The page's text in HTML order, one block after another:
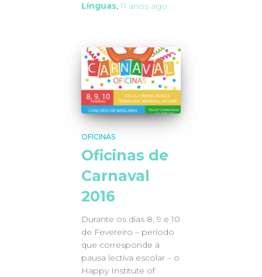
Línguas,11 anos ago
OFICINAS
Oficinas de
Carnaval
2016
Durante os dias 8, 9 e 10
de Fevereiro – período
que corresponde à
pausa lectiva escolar – o
Happy Institute of